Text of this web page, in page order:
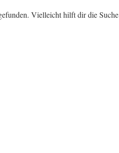
Vielleicht hilft dir die Suche